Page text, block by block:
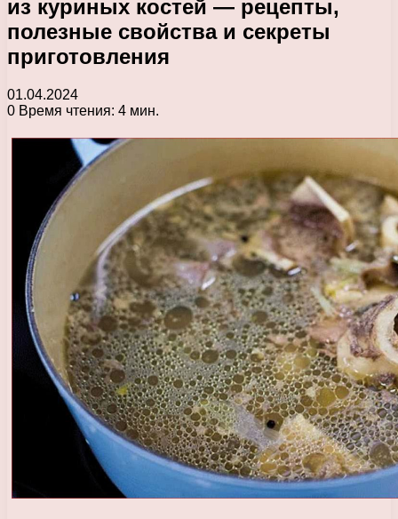
из куриных костей — рецепты,
полезные свойства и секреты
приготовления
01.04.2024
0 Время чтения: 4 мин.